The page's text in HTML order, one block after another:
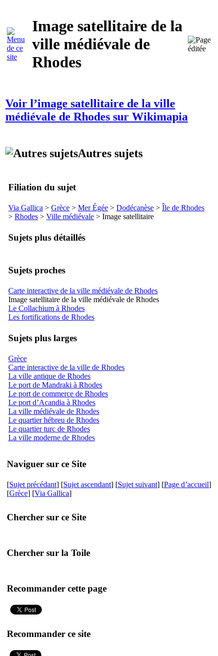
Image satellitaire de la
ville médiévale de
Rhodes
Voir l’image satellitaire de la ville
médiévale de Rhodes sur Wikimapia
Autres sujets
Filiation du sujet
Via Gallica > Grèce > Mer Égée > Dodécanèse > Île de Rhodes
> Rhodes > Ville médiévale > Image satellitaire
Sujets plus détaillés
Sujets proches
Carte interactive de la ville médiévale de Rhodes
Image satellitaire de la ville médiévale de Rhodes
Le Collachium à Rhodes
Les fortifications de Rhodes
Sujets plus larges
Grèce
Carte interactive de la ville de Rhodes
La ville antique de Rhodes
Le port de Mandraki à Rhodes
Le port de commerce de Rhodes
Le port d’Acandia à Rhodes
La ville médiévale de Rhodes
Le quartier hébreu de Rhodes
Le quartier turc de Rhodes
La ville moderne de Rhodes
Naviguer sur ce Site
[Sujet précédant] [Sujet ascendant] [Sujet suivant] [Page d’accueil]
[Grèce] [Via Gallica]
Chercher sur ce Site
Chercher sur la Toile
Recommander cette page
Recommander ce site